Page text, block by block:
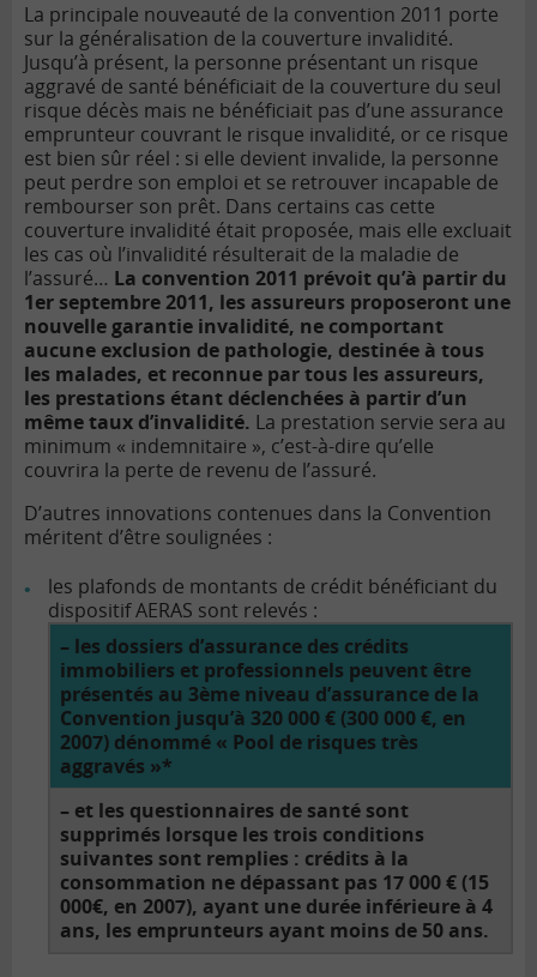
La principale nouveauté de la convention 2011 porte
sur la généralisation de la couverture invalidité.
Jusqu’à présent, la personne présentant un risque
aggravé de santé bénéficiait de la couverture du seul
risque décès mais ne bénéficiait pas d’une assurance
emprunteur couvrant le risque invalidité, or ce risque
est bien sûr réel : si elle devient invalide, la personne
peut perdre son emploi et se retrouver incapable de
rembourser son prêt. Dans certains cas cette
couverture invalidité était proposée, mais elle excluait
les cas où l’invalidité résulterait de la maladie de
l’assuré… La convention 2011 prévoit qu’à partir du
1er septembre 2011, les assureurs proposeront une
nouvelle garantie invalidité, ne comportant
aucune exclusion de pathologie, destinée à tous
les malades, et reconnue par tous les assureurs,
les prestations étant déclenchées à partir d’un
même taux d’invalidité. La prestation servie sera au
minimum « indemnitaire », c’est-à-dire qu’elle
couvrira la perte de revenu de l’assuré.
D’autres innovations contenues dans la Convention
méritent d’être soulignées :
les plafonds de montants de crédit bénéficiant du
dispositif AERAS sont relevés :
– les dossiers d’assurance des crédits
immobiliers et professionnels peuvent être
présentés au 3ème niveau d’assurance de la
Convention jusqu’à 320 000 € (300 000 €, en
2007) dénommé « Pool de risques très
aggravés »*
– et les questionnaires de santé sont
supprimés lorsque les trois conditions
suivantes sont remplies : crédits à la
consommation ne dépassant pas 17 000 € (15
000€, en 2007), ayant une durée inférieure à 4
ans, les emprunteurs ayant moins de 50 ans.